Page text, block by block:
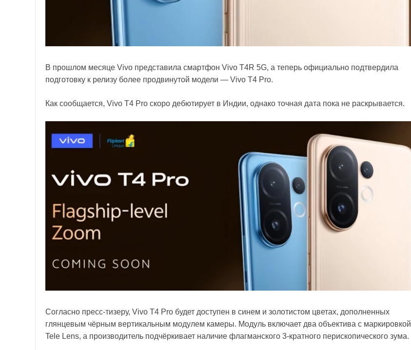
В прошлом месяце Vivo представила смартфон Vivo T4R 5G, а теперь официально подтвердила
подготовку к релизу более продвинутой модели — Vivo T4 Pro.
Как сообщается, Vivo T4 Pro скоро дебютирует в Индии, однако точная дата пока не раскрывается.
Согласно пресс-тизеру, Vivo T4 Pro будет доступен в синем и золотистом цветах, дополненных
глянцевым чёрным вертикальным модулем камеры. Модуль включает два объектива с маркировкой
Tele Lens, а производитель подчёркивает наличие флагманского 3-кратного перископического зума.